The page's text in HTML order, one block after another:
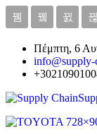
Πέμπτη, 6
info@supply-